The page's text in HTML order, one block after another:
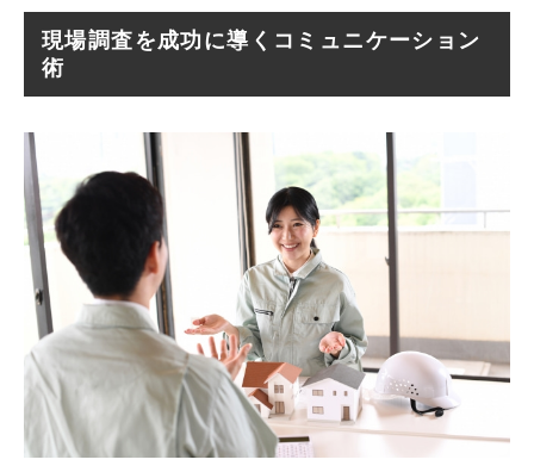
現場調査を成功に導くコミュニケーション
術